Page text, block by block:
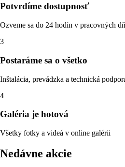
Potvrdíme dostupnosť
Ozveme sa do 24 hodín v pracovných
3
Postaráme sa o všetko
Inštalácia, prevádzka a technická
4
Galéria je hotová
Všetky fotky a videá v online galérii
Nedávne akcie